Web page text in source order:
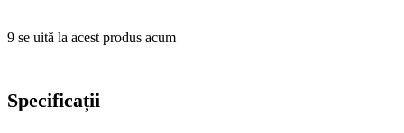
9 se uită la acest produs acum
Specificații